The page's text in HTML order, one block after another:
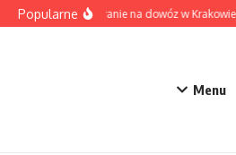
Przejdź do treści
PopularneKiedy pranie na dowóz w
Menu